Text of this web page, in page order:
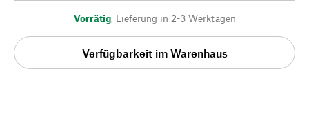
Vorrätig, Lieferung in 2-3 Werktagen
Verfügbarkeit im Warenhaus